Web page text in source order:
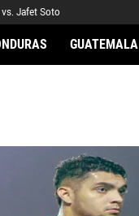
Jafet Soto
GUATEMALA